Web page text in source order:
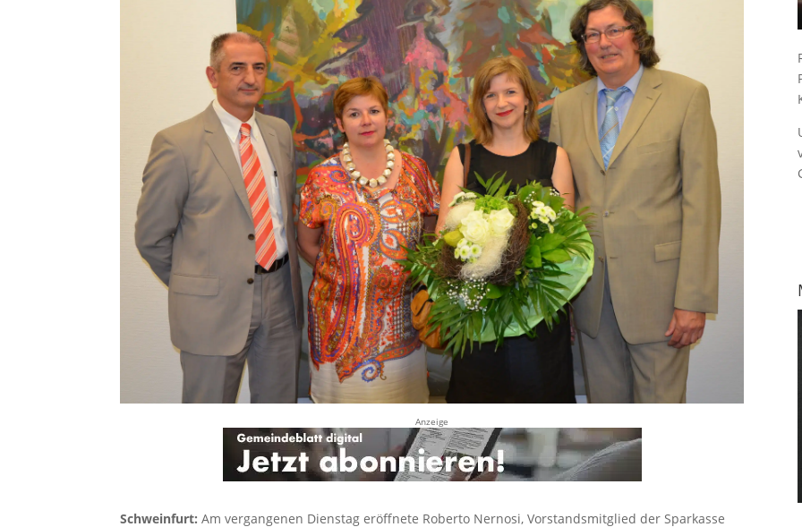
Anzeige
Schweinfurt: Am vergangenen Dienstag eröffnete Roberto Nernosi, Vorstandsmitglied der Sparkasse